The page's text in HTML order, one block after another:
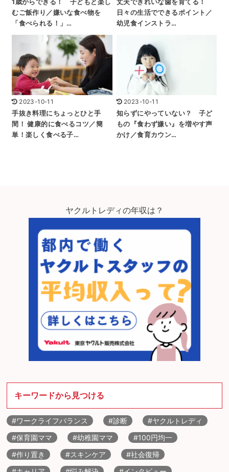
1歳からできる！ 子どもと楽し
むご飯作り／嫌いな食べ物を
「食べられる！」…
丈夫できれいな歯を育てる！
日々の生活でできるポイント／
幼児食インストラ…
2023-10-11
手抜き料理にちょっとひと手
間！ 健康的に食べるコツ／簡
単！楽しく食べる子…
2023-10-11
知らずにやっていない？ 子ど
もの『食わず嫌い』を増やす声
かけ／食育カウン…
ヤクルトレディの年収は？
キーワードから見つける
#ワークライフバランス #診断
#ヤクルトレディ
#保育園ママ
#幼稚園ママ
#100円均一
#作り置き
#スキンケア
#社会復帰